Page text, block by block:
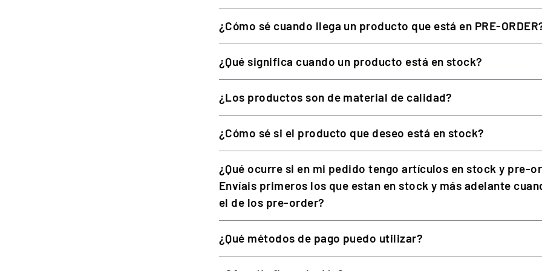
290 mm
Fibra de carbono de 5 mm
LCD de 4,3”
12 (S-ray)
5
¿Cómo sé cuando llega un producto que está en PRE-
¿Qué significa cuando un producto está en stock?
¿Los productos son de material de calidad?
¿Cómo sé si el producto que deseo está en stock?
¿Qué ocurre si en mi pedido tengo artículos en stock y pre-
Envíais primeros los que estan en stock y más adelante
el de los pre-order?
¿Qué métodos de pago puedo utilizar?